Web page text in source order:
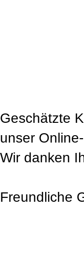
Geschätzte
unser
Wir danken
Freundliche